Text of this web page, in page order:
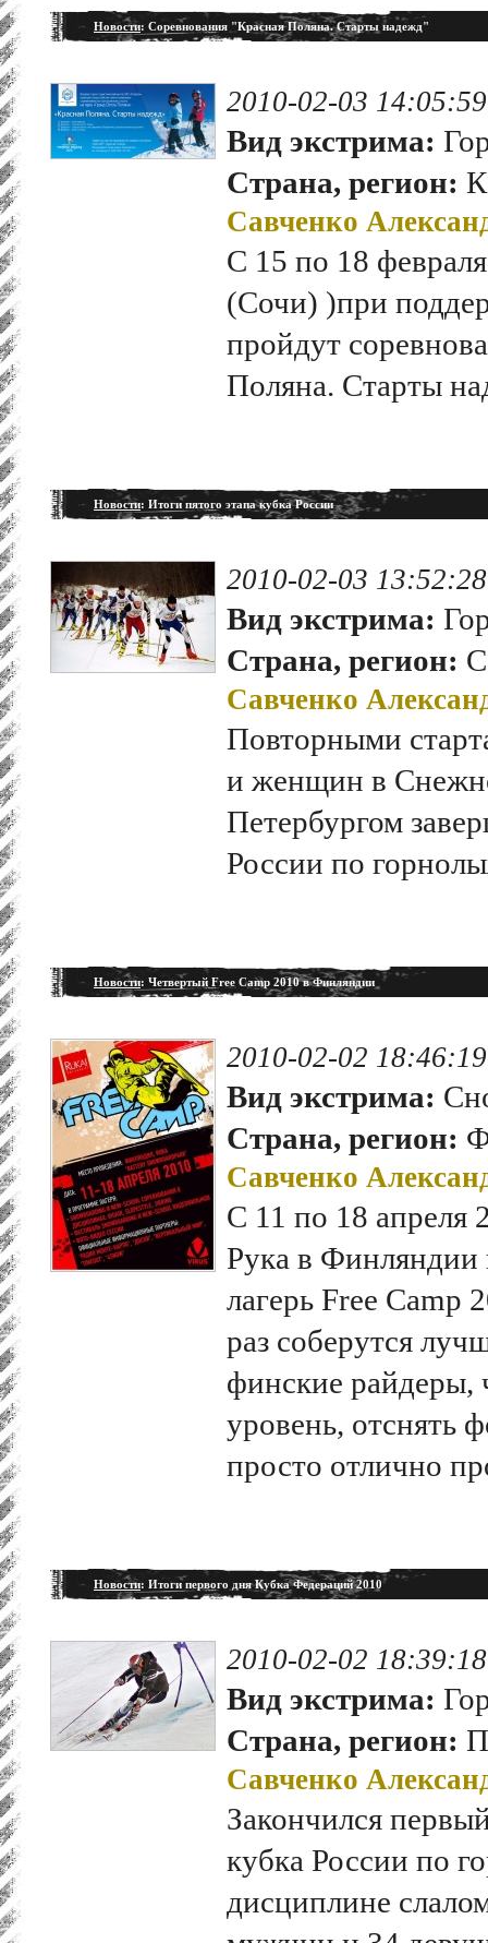
Новости: Соревнования "Красная Поляна. Старты надежд"
2010-02-03 14:05:59
Вид экстрима:
Страна, регион:
Савченко
С 15 по 18
(Сочи) )при
пройдут
Поляна. Старты
Новости: Итоги пятого этапа кубка России
2010-02-03 13:52:28
Вид экстрима:
Страна, регион:
Савченко
Повторными
и женщин в
Петербургом
России по
Новости: Четвертый Free Camp 2010 в Финляндии
2010-02-02 18:46:19
Вид экстрима:
Страна, регион:
Савченко
С 11 по 18 апреля
Рука в Финляндии
лагерь Free Camp
раз соберутся
финские райдеры,
уровень, отснять
просто отлично
Новости: Итоги первого дня Кубка Федераций 2010
2010-02-02 18:39:18
Вид экстрима:
Страна, регион:
Савченко
Закончился
кубка России по
дисциплине